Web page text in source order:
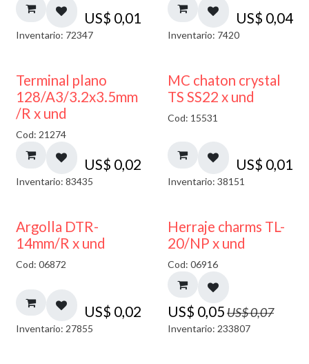
US$ 0,01
Inventario: 72347
US$ 0,04
Inventario: 7420
Terminal plano
128/A3/3.2x3.5mm
/R x und
Cod: 21274
US$ 0,02
Inventario: 83435
MC chaton crystal
TS SS22 x und
Cod: 15531
US$ 0,01
Inventario: 38151
Argolla DTR-
14mm/R x und
Cod: 06872
US$ 0,02
Inventario: 27855
40% DESCUENTO
Herraje charms TL-
20/NP x und
Cod: 06916
US$ 0,05US$0,07
Inventario: 233807